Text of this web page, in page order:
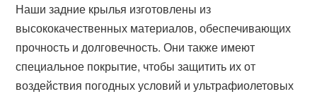
Наши задние крылья изготовлены из
высококачественных материалов, обеспечивающих
прочность и долговечность. Они также имеют
специальное покрытие, чтобы защитить их от
воздействия погодных условий и ультрафиолетовых